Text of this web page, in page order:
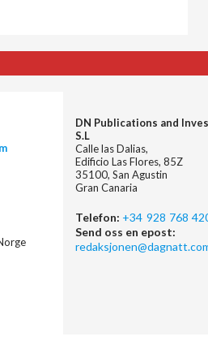
DN Publications and
S.L
Calle las Dalias,
Edificio Las Flores, 85Z
35100, San Agustin
Gran Canaria
Telefon: +34 928 768
Send oss en epost: